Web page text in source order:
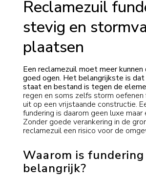
Reclamezuil
stevig en
plaatsen
Een reclamezuil moet meer kunnen
goed ogen. Het belangrijkste is
staat en bestand is tegen de
regen en soms zelfs storm
uit op een vrijstaande constructie.
fundering is daarom geen luxe maar
Zonder goede verankering in de
reclamezuil een risico voor de
Waarom is fundering
belangrijk?